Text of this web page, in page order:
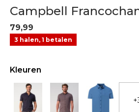
Campbell
79,99
3 halen, 1 betalen
Kleuren